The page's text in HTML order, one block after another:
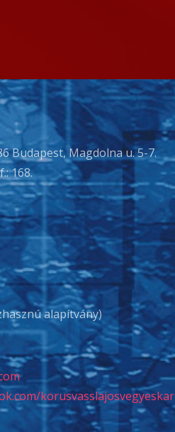
Budapest, Magdolna u. 5-7.
168.
alapítvány)
korusvasslajosvegyeskar